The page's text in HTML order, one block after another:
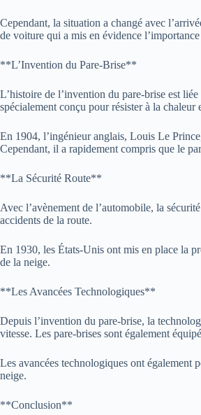
Cependant, la situation a changé avec
de voiture qui a mis en évidence
**L’Invention du Pare-Brise**
L’histoire de l’invention du pare-brise est
spécialement conçu pour résister à la chaleur
En 1904, l’ingénieur anglais, Louis Le
Cependant, il a rapidement compris que le
**La Sécurité Route**
Avec l’avènement de l’automobile, la
accidents de la route.
En 1930, les États-Unis ont mis en place la
de la neige.
**Les Avancées Technologiques**
Depuis l’invention du pare-brise, la
vitesse. Les pare-brises sont également
Les avancées technologiques ont également
neige.
**Conclusion**